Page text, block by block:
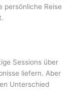
persönliche Reise
Sessions über
liefern. Aber
Unterschied